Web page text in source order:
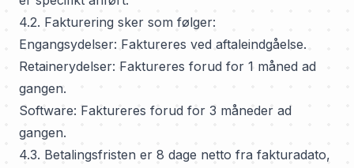
4.2. Fakturering sker som følger:
Engangsydelser: Faktureres ved aftaleindgåelse.
Retainerydelser: Faktureres forud for 1 måned ad
gangen.
Software: Faktureres forud for 3 måneder ad
gangen.
4.3. Betalingsfristen er 8 dage netto fra fakturadato,